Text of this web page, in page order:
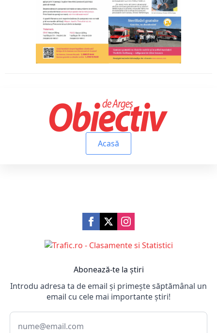
Acasă
Abonează-te la știri
Introdu adresa ta de email și primește săptămânal un
email cu cele mai importante știri!